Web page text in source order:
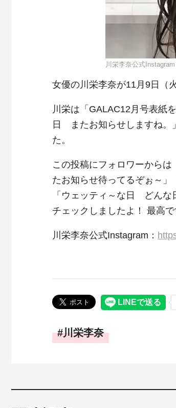
川栄李奈公式
女優の川栄李奈が11月9日（
川栄は「GALAC12月号表紙
日 またお知らせしますね。
た。
この投稿にフォロワーから
たお知らせ待ってるぞぉ～
「ウェッティ～な日 どんな
チェックしましたよ！ 最高
川栄李奈公式Instagram：
川栄李奈